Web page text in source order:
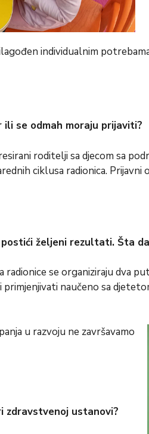
individualnim
se odmah moraju prijaviti?
roditelji sa djecom sa
ciklusa radionica.
željeni rezultati. Šta
se organiziraju dva
naučeno sa
u razvoju ne završavamo
zdravstvenoj ustanovi?